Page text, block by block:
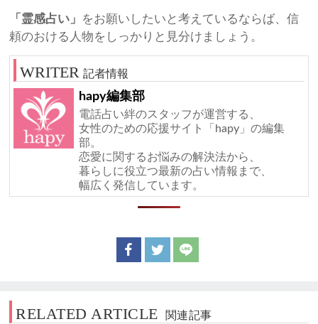
「霊感占い」 をお願いしたいと考えているならば、信
頼のおける人物をしっかりと見分けましょう。
記者情報
hapy編集部
電話占い絆のスタッフが運営する、
女性のための応援サイト「hapy」の編集
部。
恋愛に関するお悩みの解決法から、
暮らしに役立つ最新の占い情報まで、
幅広く発信しています。
RELATED ARTICLE 関連記事